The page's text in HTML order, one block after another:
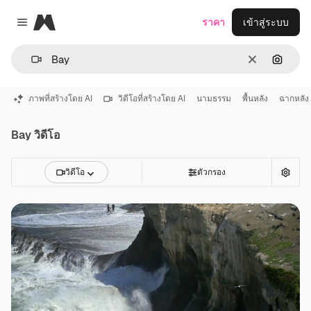
Close menu
Magnific
ชัดเจนค้นหา
ราคา เข้าสู่ระบบ
ภาพที่สร้างโดย AI วิดีโอที่สร้างโดย AI นามธรรม พื้นหลัง ฉากหลัง
Bay วิดีโอ
วิดีโอ ตัวกรอง